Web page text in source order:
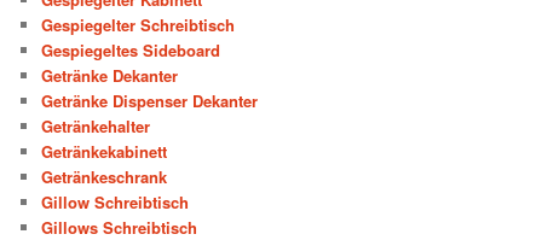
Gespiegelter Schreibtisch
Gespiegeltes Sideboard
Getränke Dekanter
Getränke Dispenser Dekanter
Getränkehalter
Getränkekabinett
Getränkeschrank
Gillow Schreibtisch
Gillows Schreibtisch